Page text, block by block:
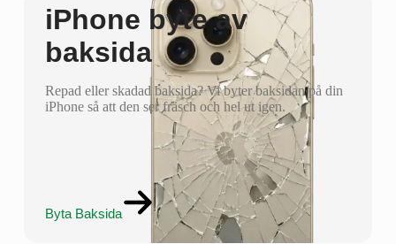
iPhone byte av
baksida
Repad eller skadad baksida? Vi byter baksidan på din
iPhone så att den ser fräsch och hel ut igen.
Byta Baksida